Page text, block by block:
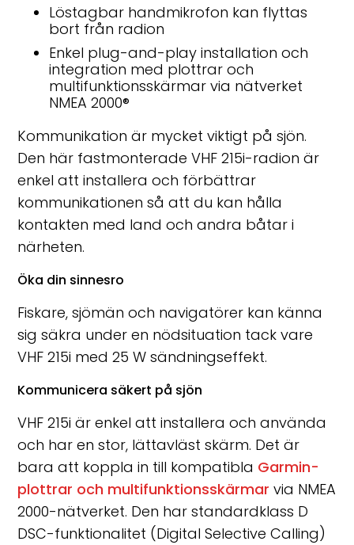
Löstagbar handmikrofon kan flyttas
bort från radion
Enkel plug-and-play installation och
integration med plottrar och
multifunktionsskärmar via nätverket
NMEA 2000®
Kommunikation är mycket viktigt på sjön.
Den här fastmonterade VHF 215i-radion är
enkel att installera och förbättrar
kommunikationen så att du kan hålla
kontakten med land och andra båtar i
närheten.
Öka din sinnesro
Fiskare, sjömän och navigatörer kan känna
sig säkra under en nödsituation tack vare
VHF 215i med 25 W sändningseffekt.
Kommunicera säkert på sjön
VHF 215i är enkel att installera och använda
och har en stor, lättavläst skärm. Det är
bara att koppla in till kompatibla Garmin-
plottrar och multifunktionsskärmar via NMEA
2000-nätverket. Den har standardklass D
DSC-funktionalitet (Digital Selective Calling)